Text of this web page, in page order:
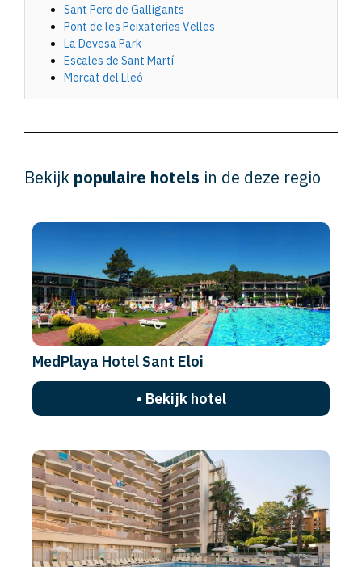
Sant Pere de Galligants
Pont de les Peixateries Velles
La Devesa Park
Escales de Sant Martí
Mercat del Lleó
Bekijk populaire hotels in de deze regio
MedPlaya Hotel Sant Eloi
• Bekijk hotel